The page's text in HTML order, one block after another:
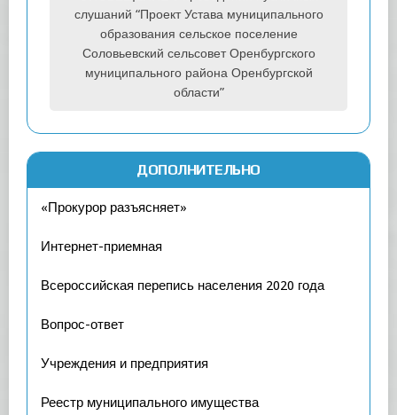
слушаний “Проект Устава муниципального
образования сельское поселение
Соловьевский сельсовет Оренбургского
муниципального района Оренбургской
области”
ДОПОЛНИТЕЛЬНО
«Прокурор разъясняет»
Интернет-приемная
Всероссийская перепись населения 2020 года
Вопрос-ответ
Учреждения и предприятия
Реестр муниципального имущества